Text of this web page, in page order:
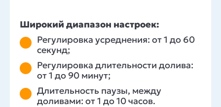
Широкий диапазон настроек:
Регулировка усреднения: от 1 до 60
секунд;
Регулировка длительности долива:
от 1 до 90 минут;
Длительность паузы, между
доливами: от 1 до 10 часов.